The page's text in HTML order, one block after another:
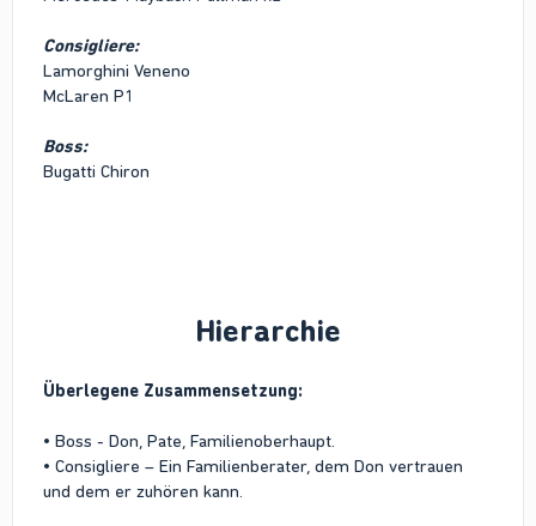
Consigliere:
Lamorghini Veneno
McLaren P1
Boss:
Bugatti Chiron
Hierarchie
Überlegene Zusammensetzung:
• Boss - Don, Pate, Familienoberhaupt.
• Consigliere – Ein Familienberater, dem Don vertrauen
und dem er zuhören kann.